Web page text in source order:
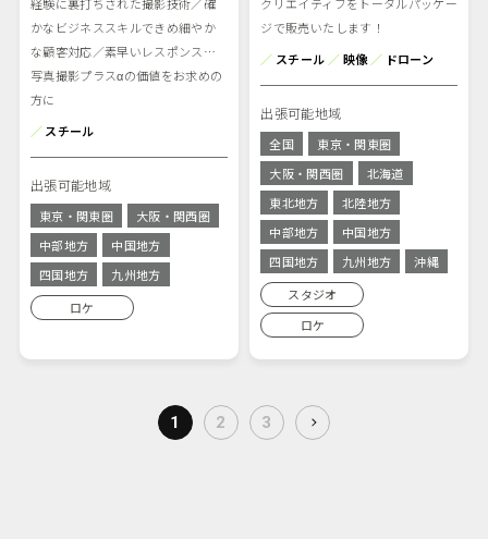
かなビジネススキルできめ細やか
な顧客対応／素早いレスポンス…
写真撮影プラスαの価値をお求めの
方に
／スチール
出張可能地域
東京・関東圏
大阪・関西圏
中部地方
中国地方
四国地方
九州地方
ロケ
ジで販売いたします！
／ スチール ／映像 ／ ドローン
出張可能地域
全国
東京・関東圏
大阪・関西圏
北海道
東北地方
北陸地方
中部地方
中国地方
四国地方
九州地方
沖縄
スタジオ
ロケ
1 2 3